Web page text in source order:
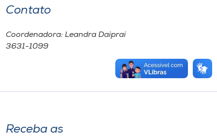
Contato
Coordenadora: Leandra Daiprai
3631-1099
Receba as